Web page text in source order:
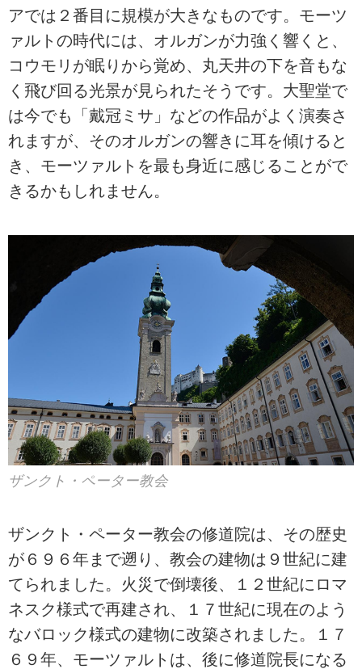
アでは２番目に規模が大きなものです。モーツ
ァルトの時代には、オルガンが力強く響くと、
コウモリが眠りから覚め、丸天井の下を音もな
く飛び回る光景が見られたそうです。大聖堂で
は今でも「戴冠ミサ」などの作品がよく演奏さ
れますが、そのオルガンの響きに耳を傾けると
き、モーツァルトを最も身近に感じることがで
きるかもしれません。
ザンクト・ペーター教会
ザンクト・ペーター教会の修道院は、その歴史
が６９６年まで遡り、教会の建物は９世紀に建
てられました。火災で倒壊後、１２世紀にロマ
ネスク様式で再建され、１７世紀に現在のよう
なバロック様式の建物に改築されました。１７
６９年、モーツァルトは、後に修道院長になる